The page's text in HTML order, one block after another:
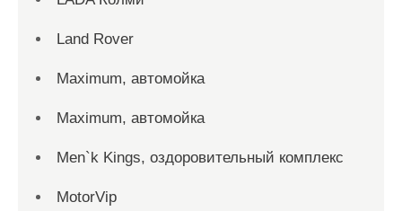
Land Rover
Maximum, автомойка
Maximum, автомойка
Men`k Kings, оздоровительный комплекс
MotorVip